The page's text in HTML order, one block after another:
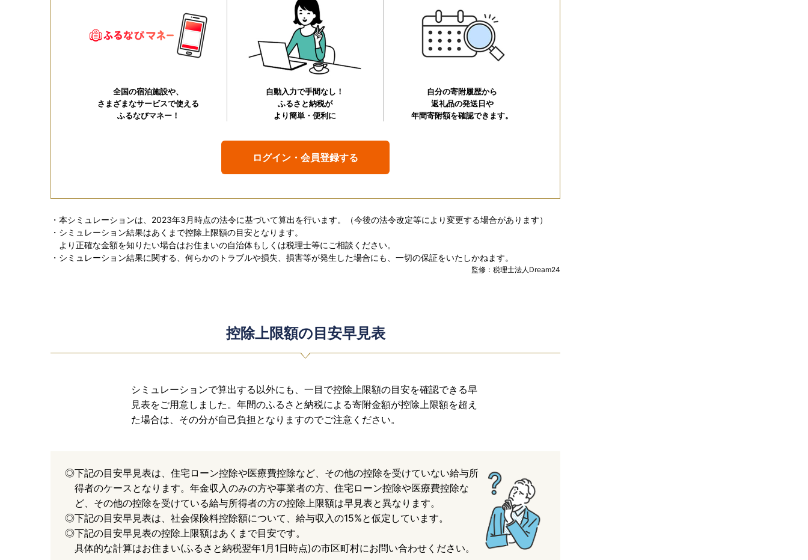
全国の宿泊施設や、
さまざまなサービスで使える
ふるなびマネー！
自動入力で手間なし！
ふるさと納税が
より簡単・便利に
自分の寄附履歴から
返礼品の発送日や
年間寄附額を確認できます。
ログイン・会員登録する
・本シミュレーションは、2023年3月時点の法令に基づいて算出を行います。（今後の法令改定等により変更する場合があります）
・シミュレーション結果はあくまで控除上限額の目安となります。
より正確な金額を知りたい場合はお住まいの自治体もしくは税理士等にご相談ください。
・シミュレーション結果に関する、何らかのトラブルや損失、損害等が発生した場合にも、一切の保証をいたしかねます。
監修：税理士法人Dream24
控除上限額の目安早見表
シミュレーションで算出する以外にも、一目で控除上限額の目安を確認できる早
見表をご用意しました。年間のふるさと納税による寄附金額が控除上限額を超え
た場合は、その分が自己負担となりますのでご注意ください。
下記の目安早見表は、住宅ローン控除や医療費控除など、その他の控除を受けていない給与所
得者のケースとなります。年金収入のみの方や事業者の方、住宅ローン控除や医療費控除な
ど、その他の控除を受けている給与所得者の方の控除上限額は早見表と異なります。
下記の目安早見表は、社会保険料控除額について、給与収入の15%と仮定しています。
下記の目安早見表の控除上限額はあくまで目安です。
具体的な計算はお住まい(ふるさと納税翌年1月1日時点)の市区町村にお問い合わせください。